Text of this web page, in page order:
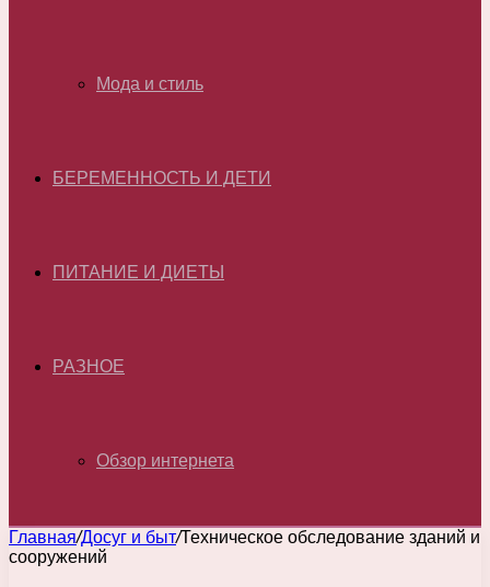
Мода и стиль
БЕРЕМЕННОСТЬ И ДЕТИ
ПИТАНИЕ И ДИЕТЫ
РАЗНОЕ
Обзор интернета
Главная/Досуг и быт/Техническое обследование зданий и
сооружений